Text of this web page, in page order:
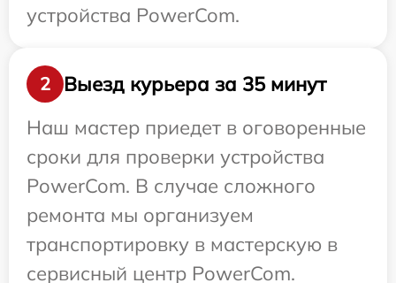
устройства PowerCom.
2
Выезд курьера за 35 минут
Наш мастер приедет в оговоренные
сроки для проверки устройства
PowerCom. В случае сложного
ремонта мы организуем
транспортировку в мастерскую в
сервисный центр PowerCom.